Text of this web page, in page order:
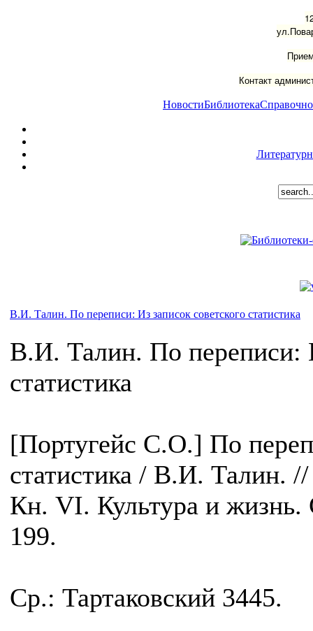
Контакт
НовостиБиблиотека
В.И. Талин. По переписи: Из записок советского статистика
В.И. Талин. По переписи:
статистика
[Португейс С.О.] По
статистика / В.И. Талин.
Кн. VI. Культура и
199.
Ср.: Тартаковский 3445.